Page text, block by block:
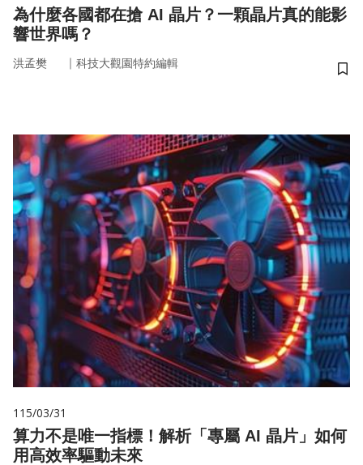
為什麼各國都在搶 AI 晶片？一顆晶片真的能影
響世界嗎？
洪孟樊 ｜ 科技大觀園特約編輯
儲
115/03/31
算力不是唯一指標！解析「專屬 AI 晶片」如何
用高效率驅動未來